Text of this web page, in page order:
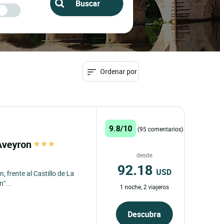
Ordenar por
frente al Castillo de La
9.8/10 (95 comentarios)
desde
92.18 USD
1 noche, 2 viajeros
Descubra